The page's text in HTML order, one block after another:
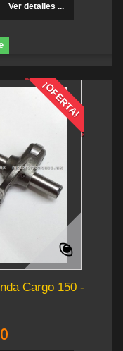
Ver detalles ...
¡OFERTA!
Cargo 150 -